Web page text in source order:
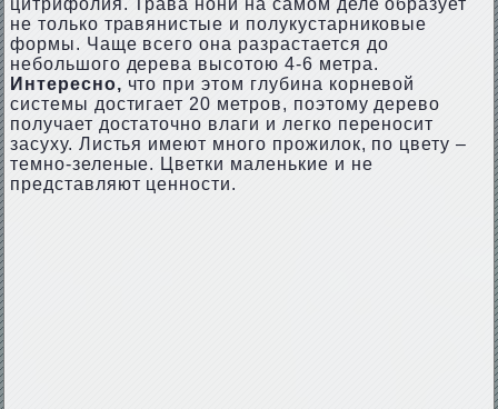
цитрифолия. Трава нони на самом деле образует
не только травянистые и полукустарниковые
формы. Чаще всего она разрастается до
небольшого дерева высотою 4-6 метра.
Интересно, что при этом глубина корневой
системы достигает 20 метров, поэтому дерево
получает достаточно влаги и легко переносит
засуху. Листья имеют много прожилок, по цвету –
темно-зеленые. Цветки маленькие и не
представляют ценности.